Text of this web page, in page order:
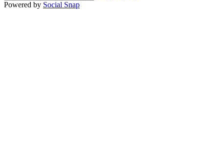
Powered by Social Snap